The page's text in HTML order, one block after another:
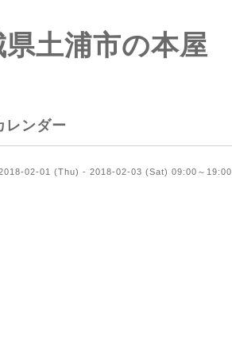
土浦市の本屋
レンダー
02-01 (Thu) - 2018-02-03 (Sat) 09:00～19:00